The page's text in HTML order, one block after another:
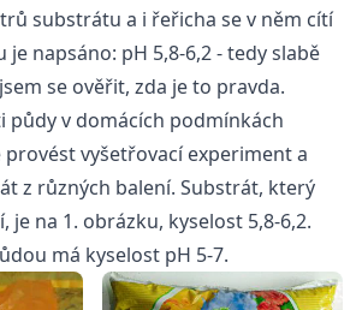
substrátu a i řeřicha se v něm cítí
napsáno: pH 5,8-6,2 - tedy slabě
se ověřit, zda je to pravda.
půdy v domácích podmínkách
provést vyšetřovací experiment a
z různých balení. Substrát, který
je na 1. obrázku, kyselost 5,8-6,2.
má kyselost pH 5-7.